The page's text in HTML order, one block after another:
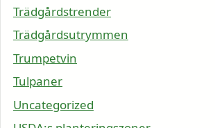
Trädgårdstrender
Trädgårdsutrymmen
Trumpetvin
Tulpaner
Uncategorized